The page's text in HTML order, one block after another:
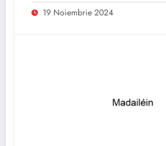
19 Noiembrie 2024